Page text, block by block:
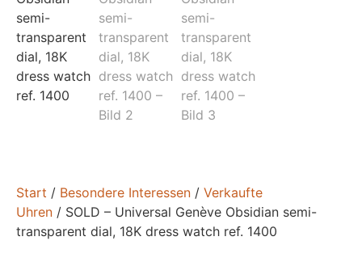
Start / Besondere Interessen / Verkaufte
Uhren / SOLD – Universal Genève Obsidian semi-
transparent dial, 18K dress watch ref. 1400